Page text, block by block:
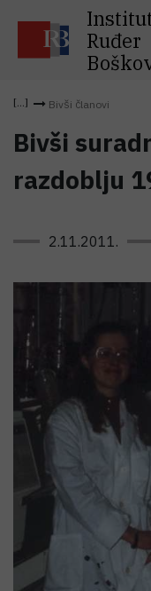
Ruđer
Bivši članovi
Bivši
razdoblju
2.11.2011.